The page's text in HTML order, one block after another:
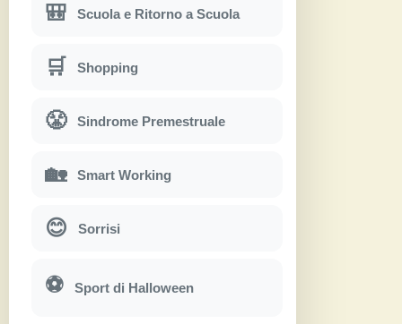
🎒 Scuola e Ritorno a Scuola
🛒 Shopping
😤 Sindrome Premestruale
🏡 Smart Working
😊 Sorrisi
⚽ Sport di Halloween